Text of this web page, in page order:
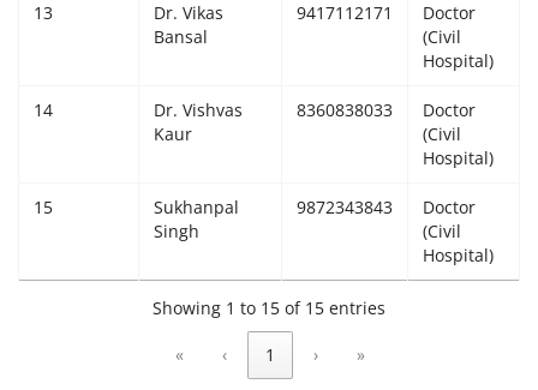
13
Dr. Vikas
Bansal
9417112171
Doctor
(Civil
Hospital)
14
Dr. Vishvas
Kaur
8360838033
Doctor
(Civil
Hospital)
15
Sukhanpal
Singh
9872343843
Doctor
(Civil
Hospital)
Showing 1 to 15 of 15 entries
« ‹ 1 › »